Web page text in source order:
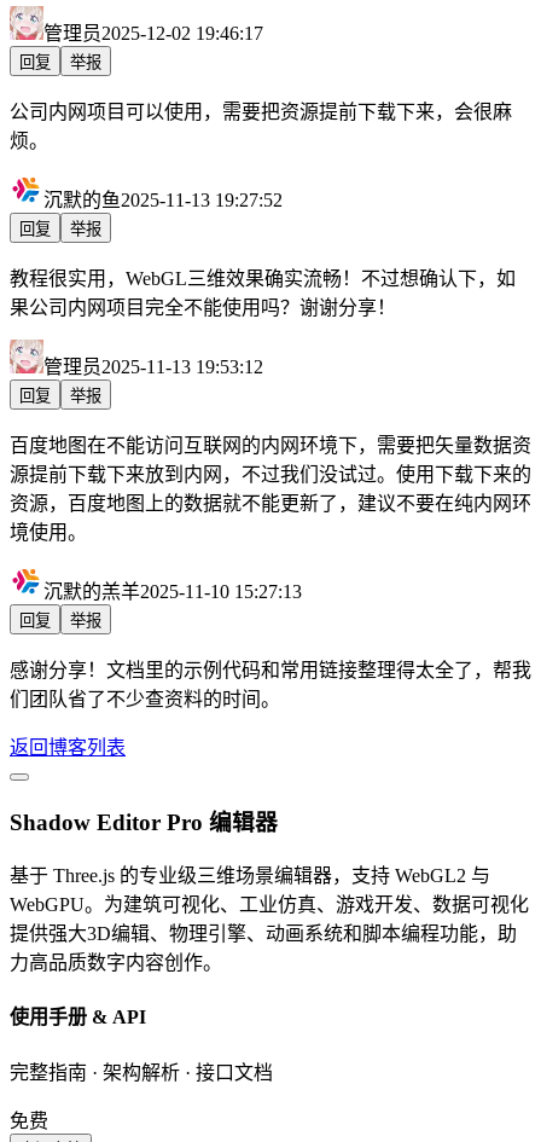
管理员2025-12-02 19:46:17
回复 举报
公司内网项目可以使用，需要把资源提前下载下来，会很麻
烦。
沉默的鱼2025-11-13 19:27:52
回复 举报
教程很实用，WebGL三维效果确实流畅！不过想确认下，如
果公司内网项目完全不能使用吗？谢谢分享！
管理员2025-11-13 19:53:12
回复 举报
百度地图在不能访问互联网的内网环境下，需要把矢量数据资
源提前下载下来放到内网，不过我们没试过。使用下载下来的
资源，百度地图上的数据就不能更新了，建议不要在纯内网环
境使用。
沉默的羔羊2025-11-10 15:27:13
回复 举报
感谢分享！文档里的示例代码和常用链接整理得太全了，帮我
们团队省了不少查资料的时间。
返回博客列表
Shadow Editor Pro 编辑器
基于 Three.js 的专业级三维场景编辑器，支持 WebGL2 与
WebGPU。为建筑可视化、工业仿真、游戏开发、数据可视化
提供强大3D编辑、物理引擎、动画系统和脚本编程功能，助
力高品质数字内容创作。
使用手册 & API
完整指南 · 架构解析 · 接口文档
免费